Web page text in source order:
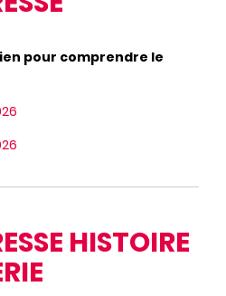
pour comprendre le
HISTOIRE